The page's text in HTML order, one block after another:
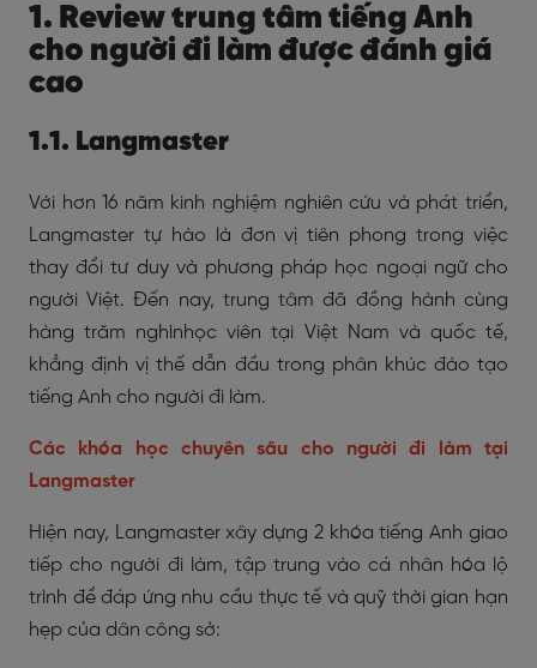
1. Review trung tâm tiếng Anh
cho người đi làm được đánh giá
cao
1.1. Langmaster
Với hơn 16 năm kinh nghiệm nghiên cứu và phát triển,
Langmaster tự hào là đơn vị tiên phong trong việc
thay đổi tư duy và phương pháp học ngoại ngữ cho
người Việt. Đến nay, trung tâm đã đồng hành cùng
hàng trăm nghìnhọc viên tại Việt Nam và quốc tế,
khẳng định vị thế dẫn đầu trong phân khúc đào tạo
tiếng Anh cho người đi làm.
Các khóa học chuyên sâu cho người đi làm tại
Langmaster
Hiện nay, Langmaster xây dựng 2 khóa tiếng Anh giao
tiếp cho người đi làm, tập trung vào cá nhân hóa lộ
trình để đáp ứng nhu cầu thực tế và quỹ thời gian hạn
hẹp của dân công sở: